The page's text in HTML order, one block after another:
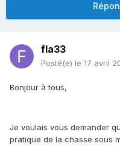
fla33
Posté(e) le 17 avril
Bonjour à tous,
Je voulais vous demander
pratique de la chasse sous